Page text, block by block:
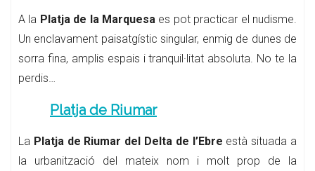
A la Platja de la Marquesa es pot practicar el nudisme.
Un enclavament paisatgístic singular, enmig de dunes de
sorra fina, amplis espais i tranquil·litat absoluta. No te la
perdis…
Platja de Riumar
La Platja de Riumar del Delta de l’Ebre està situada a
la urbanització del mateix nom i molt prop de la